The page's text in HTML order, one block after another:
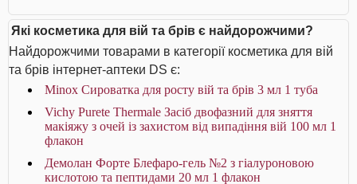
Які косметика для вій та брів є найдорожчими?
Найдорожчими товарами в категорії косметика для вій
та брів інтернет-аптеки DS є:
Minox Сироватка для росту вій та брів 3 мл 1 туба
Vichy Purete Thermale Засіб двофазний для зняття
макіяжу з очей із захистом від випадіння вій 100 мл 1
флакон
Демолан Форте Блефаро-гель №2 з гіалуроновою
кислотою та пептидами 20 мл 1 флакон